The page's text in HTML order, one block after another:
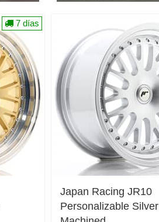
7 días
Japan Racing JR10
Personalizable Silver